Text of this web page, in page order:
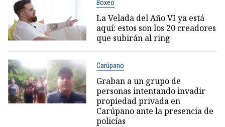
Boxeo
La Velada del Año VI ya está
aquí: estos son los 20 creadores
que subirán al ring
Carúpano
Graban a un grupo de
personas intentando invadir
propiedad privada en
Carúpano ante la presencia de
policías